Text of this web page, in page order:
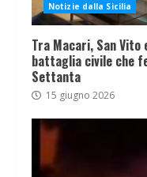
Notizie dalla Sicilia
Tra Macari, San
battaglia civile che
Settanta
15 giugno 2026